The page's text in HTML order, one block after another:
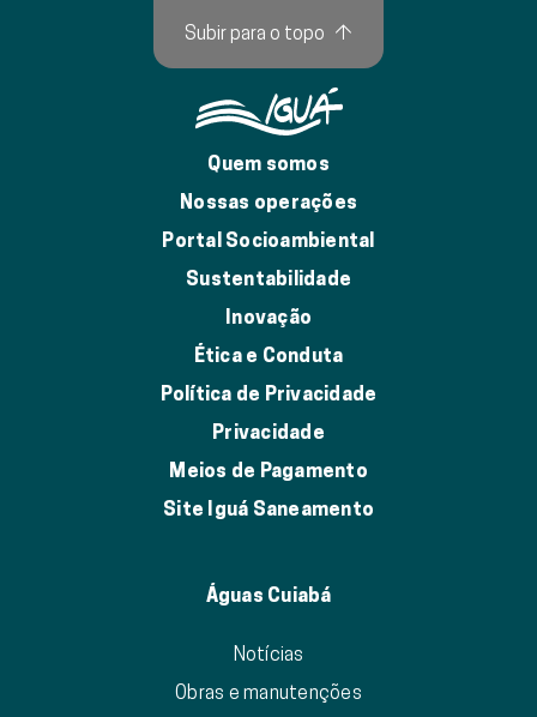
Quem somos
Nossas operações
Portal Socioambiental
Sustentabilidade
Inovação
Ética e Conduta
Política de Privacidade
Privacidade
Meios de Pagamento
Site Iguá Saneamento
Águas Cuiabá
Notícias
Obras e manutenções
Subir para o topo ↑